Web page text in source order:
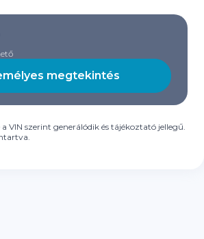
megtekintés
VIN szerint generálódik és tájékoztató jellegű.